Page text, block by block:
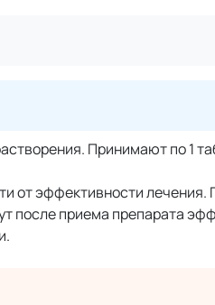
Принимают по 1
от эффективности лечения.
после приема препарата